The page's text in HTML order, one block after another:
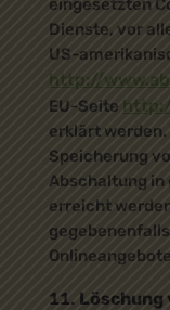
eingesetzten
Dienste, vor
US-
http://
EU-Seite
erklärt werden.
Speicherung
Abschaltung in
erreicht
Löschung